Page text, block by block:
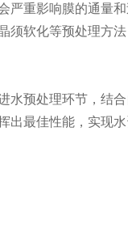
严重影响膜的通量
须软化等预处理方
预处理环节，结
最佳性能，实现水